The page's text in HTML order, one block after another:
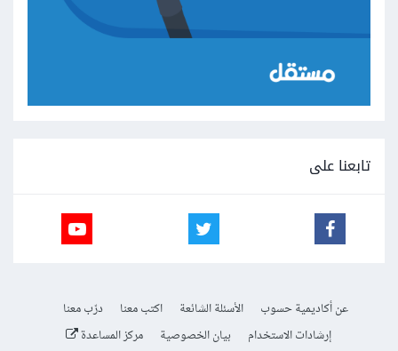
تابعنا على
عن أكاديمية حسوب الأسئلة الشائعة اكتب معنا
درّب معنا
إرشادات الاستخدام
بيان الخصوصية مركز المساعدة